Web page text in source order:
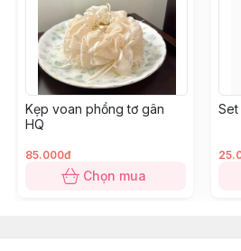
Kẹp voan phồng tơ gân
HQ
85.000đ
Chọn mua